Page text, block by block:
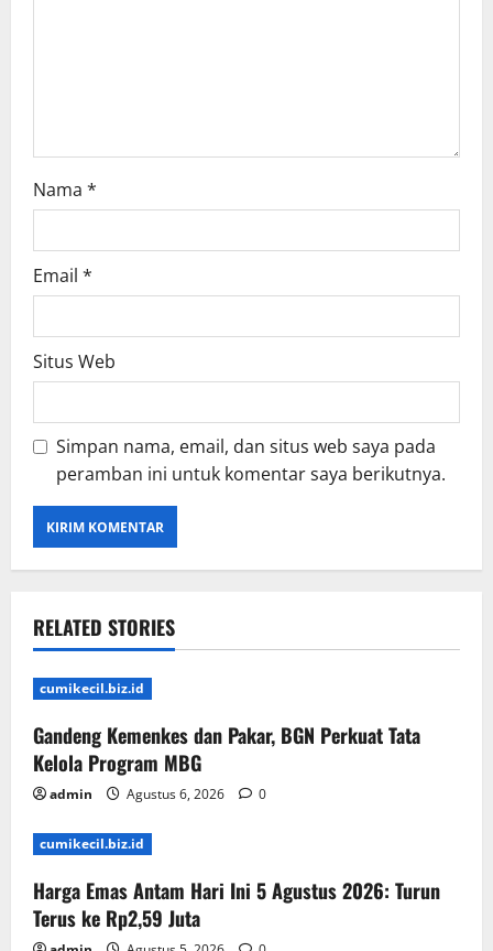
Nama *
Email *
Situs Web
Simpan nama, email, dan situs web saya pada
peramban ini untuk komentar saya berikutnya.
RELATED STORIES
cumikecil.biz.id
Gandeng Kemenkes dan Pakar, BGN Perkuat Tata
Kelola Program MBG
admin Agustus 6, 2026 0
cumikecil.biz.id
Harga Emas Antam Hari Ini 5 Agustus 2026: Turun
Terus ke Rp2,59 Juta